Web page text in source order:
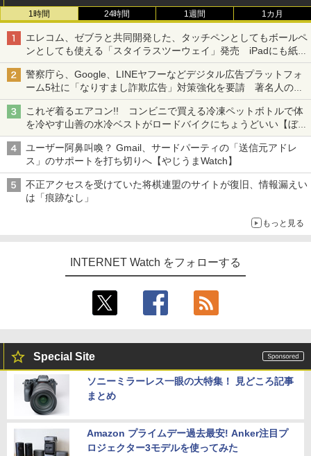
1時間 24時間 1週間 1カ月
エレコム、ゼブラと共同開発した、タッチペンとしてもボールペ
ンとしても使える「スタイラスツーウェイ」発売 iPadにも紙に
も、持ち替えずに書き込める
警察庁ら、Google、LINEヤフーなどデジタル広告プラットフォ
ーム5社に「なりすまし詐欺広告」対策強化を要請 著名人の写
真や映像を使った投資詐欺などへの対策として
これぞ着るエアコン!! コンビニで買える冷凍ペットボトルで体
を冷やす山善の水冷ベストがロードバイクにちょうどいい【ぼっ
ち・ざ・ろーど！その14】【空いた時間でなにしてる？】
ユーザー阿鼻叫喚？ Gmail、サードパーティの「送信元アドレ
ス」のサポートを打ち切りへ【やじうまWatch】
不正アクセスを受けていた将棋連盟のサイトが復旧、情報漏えい
は「痕跡なし」
もっと見る
INTERNET Watch をフォローする
Special Site
ソニーミラーレス一眼の大特集！ 見どころ記事
まとめ
Amazon プライムデー過去最安! Anker注目プ
ロジェクター3モデルを使ってみた